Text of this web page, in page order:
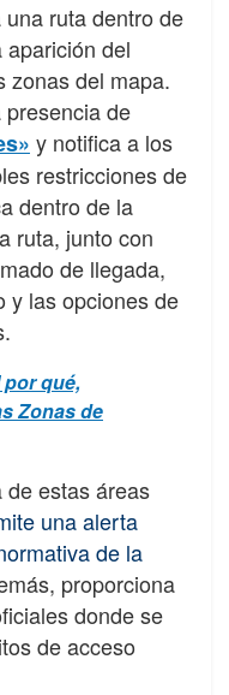
ruta dentro de
del
zonas del mapa.
de
y notifica a los
restricciones de
dentro de la
ruta, junto con
de llegada,
y las opciones de
por qué,
Zonas de
de estas áreas
una alerta
de la
proporciona
donde se
de acceso